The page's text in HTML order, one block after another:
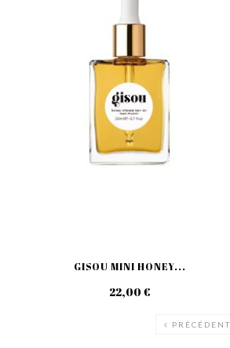
GISOU MINI HONEY...
22,00 €
PRÉCÉDENT